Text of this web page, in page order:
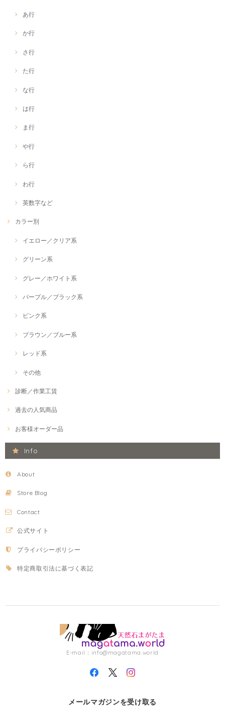
あ行
か行
さ行
た行
な行
は行
ま行
や行
ら行
わ行
英数字など
カラー別
イエロー／クリア系
グリーン系
グレー／ホワイト系
パープル／ブラック系
ピンク系
ブラウン／ブルー系
レッド系
その他
診断／作業工賃
過去の人気商品
お客様オーダー品
Info
About
Store Blog
Contact
公式サイト
プライバシーポリシー
特定商取引法に基づく表記
E-mail： info@magatama.world
メールマガジンを受け取る